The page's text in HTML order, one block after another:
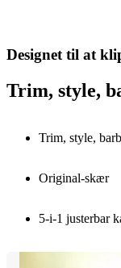
Designet til at
Trim, style,
Trim, style,
Original-skær
5-i-1 justerbar